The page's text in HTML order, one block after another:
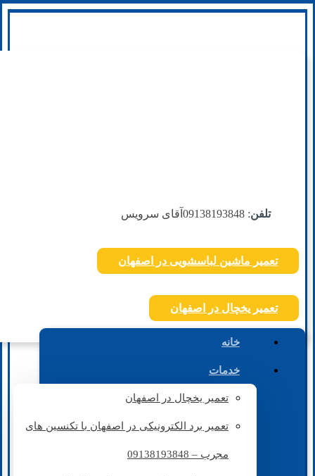
تلفن: 09138193848 آقای سرویس
تعمیر ماشین لباسشویی در اصفهان
تعمیر یخچال در اصفهان
خانه
خدمات
تعمیر یخچال در اصفهان
تعمیر برد الکترونیکی در اصفهان با تکنسین های
مجرب – 09138193848